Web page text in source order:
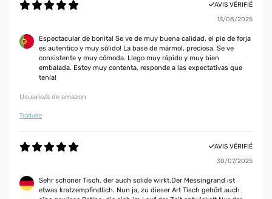
AVIS VÉRIFIÉ
13/08/2025
Espectacular de bonita! Se ve de muy buena calidad, el pie de forja
es autentico y muy sólido! La base de mármol, preciosa. Se ve
consistente y muy cómoda. Llego muy rápido y muy bien
embalada. Estoy muy contenta, responde a las expectativas que
tenía!
Usuario/a de amazon
Traduire
AVIS VÉRIFIÉ
30/07/2025
Sehr schöner Tisch, der auch solide wirkt.Der Messingrand ist
etwas kratzempfindlich. Nun ja, zu dieser Art Tisch gehört auch